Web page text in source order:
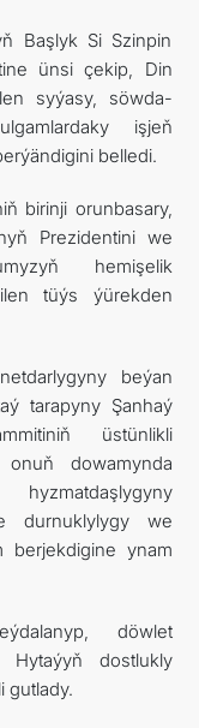
Başlyk Si Szinpin
ünsi çekip, Din
syýasy, söwda-
işjeň
belledi.
birinji orunbasary,
Prezidentini we
hemişelik
tüýs ýürekden
beýan
tarapyny Şanhaý
üstünlikli
dowamynda
we
berjekdigine ynam
döwlet
Hytaýyň dostlukly
gutlady.